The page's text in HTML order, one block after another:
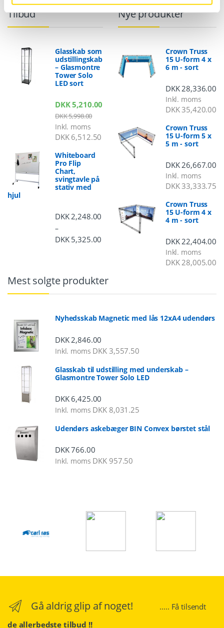
Tilbud
Glasskab som
udstillingskab
– Glasmontre
Tower Solo
LED sort
DKK5,210.00
DKK5,998.00
Inkl. moms
DKK6,512.50
Whiteboard
Pro Flip
Chart,
svingtavle på
stativ med
hjul
DKK2,248.00
–
DKK5,325.00 Prisinterval: DKK 2,248.00 til DKK
Nye produkter
Crown Truss
15 U-form 4 x
6 m - sort
DKK28,336.00
Inkl. moms
DKK35,420.00
Crown Truss
15 U-form 5 x
5 m - sort
DKK26,667.00
Inkl. moms
DKK33,333.75
Crown Truss
15 U-form 4 x
4 m - sort
DKK22,404.00
Inkl. moms
DKK28,005.00
Mest solgte produkter
Nyhedsskab Magnetic med lås 12xA4 udendørs
DKK2,846.00
Inkl. moms DKK 3,557.50
Glasskab til udstilling med underskab –
Glasmontre Tower Solo LED
DKK6,425.00
Inkl. moms DKK 8,031.25
Udendørs askebæger BIN Convex børstet stål
DKK766.00
Inkl. moms DKK 957.50
Gå aldrig glip af noget!
..... Få tilsendt
de allerbedste tilbud !!